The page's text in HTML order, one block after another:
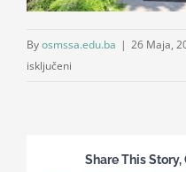
Byosmssa.edu.ba | 26 Maja,
isključeni
Share This